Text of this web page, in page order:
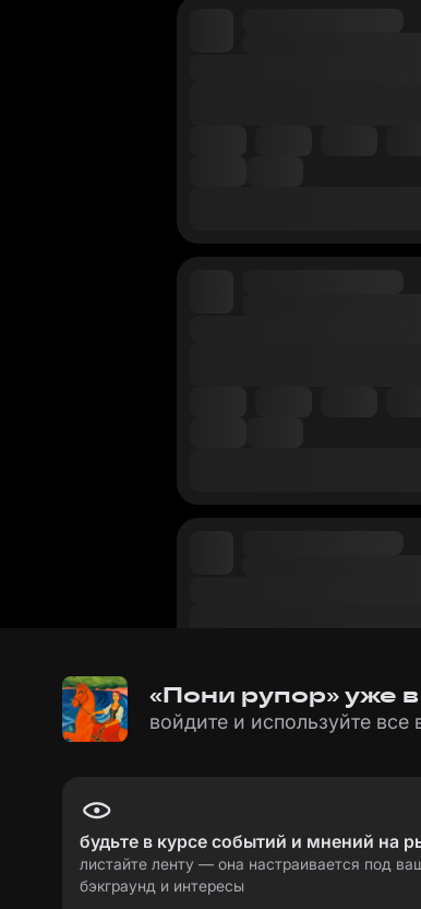
«Пони рупор» уже
войдите и используйте
будьте в курсе событий и мнений на
листайте ленту — она настраивается под
бэкграунд и интересы